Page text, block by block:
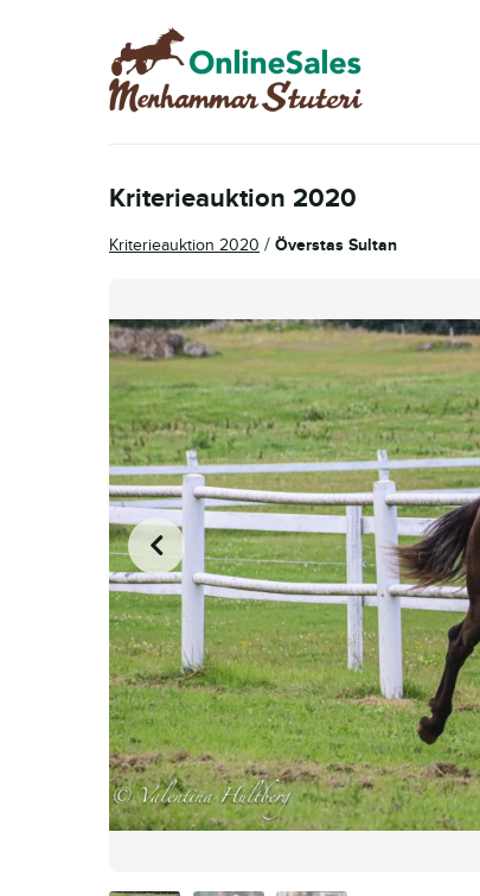
Hoppa
till
navigering
Hoppa
till
innehåll
Kriterieauktion 2020
Kriterieauktion 2020 / Överstas Sultan